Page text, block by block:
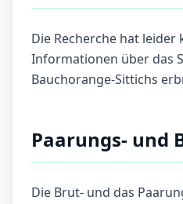
Die Recherche hat leider
Informationen über das
Bauchorange-Sittichs
Paarungs- und
Die Brut- und das